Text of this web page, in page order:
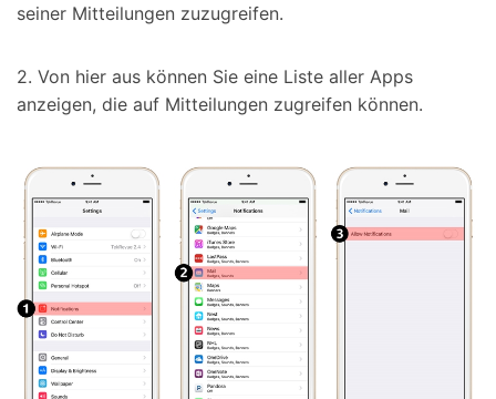
seiner Mitteilungen zuzugreifen.
2. Von hier aus können Sie eine Liste aller Apps
anzeigen, die auf Mitteilungen zugreifen können.